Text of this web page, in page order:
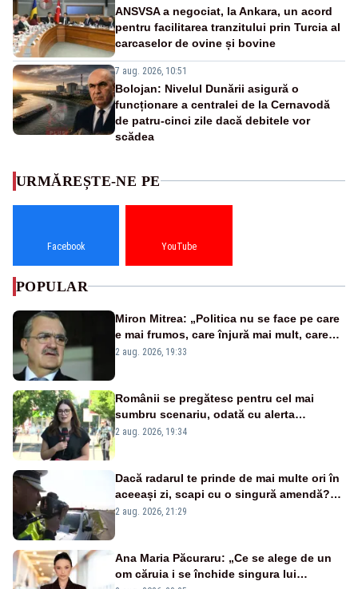
ANSVSA a negociat, la Ankara, un acord
pentru facilitarea tranzitului prin Turcia al
carcaselor de ovine și bovine
7 aug. 2026, 10:51
Bolojan: Nivelul Dunării asigură o
funcționare a centralei de la Cernavodă
de patru-cinci zile dacă debitele vor
scădea
URMĂREȘTE-NE PE
Facebook YouTube
POPULAR
Miron Mitrea: „Politica nu se face pe care
e mai frumos, care înjură mai mult, care
țipă mai tare, ci pe proiecte”
2 aug. 2026, 19:33
Românii se pregătesc pentru cel mai
sumbru scenariu, odată cu alerta
energetică
2 aug. 2026, 19:34
Dacă radarul te prinde de mai multe ori în
aceeași zi, scapi cu o singură amendă?
Ce spune legea
2 aug. 2026, 21:29
Ana Maria Păcuraru: „Ce se alege de un
om căruia i se închide singura lui